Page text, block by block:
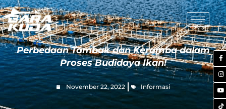
Perbedaan Tambak dan Keramba dalam
Proses Budidaya Ikan!
November 22, 2022 Informasi